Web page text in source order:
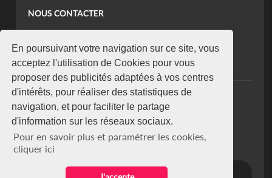
En poursuivant votre navigation sur ce site, vous
acceptez l'utilisation de Cookies pour vous
proposer des publicités adaptées à vos centres
d'intérêts, pour réaliser des statistiques de
navigation, et pour faciliter le partage
d'information sur les réseaux sociaux.
Pour en savoir plus et paramétrer les cookies,
cliquer ici
NOUS CONTACTER
koaci@yahoo.fr
+225 07 08 85 52 93
NEWSLETTER
Restez connecté via notre newsletter
S'abonner
Se désabonner